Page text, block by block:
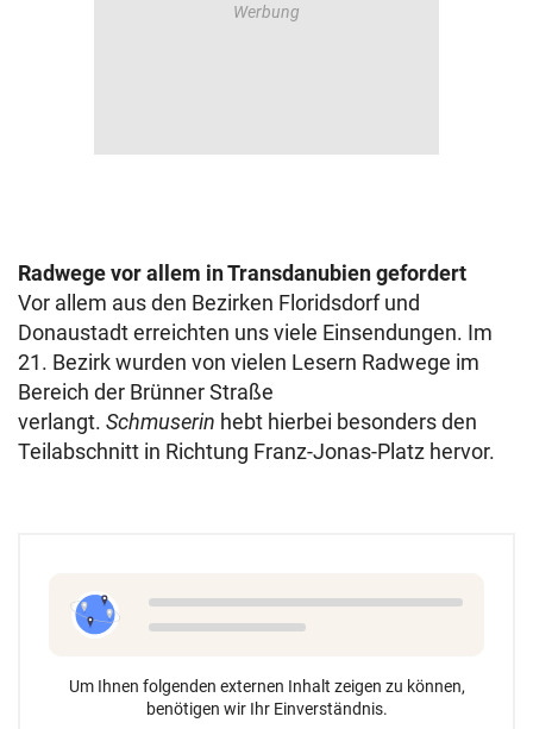
Radwege vor allem in Transdanubien gefordert
Vor allem aus den Bezirken Floridsdorf und
Donaustadt erreichten uns viele Einsendungen. Im
21. Bezirk wurden von vielen Lesern Radwege im
Bereich der Brünner Straße
verlangt. Schmuserin hebt hierbei besonders den
Teilabschnitt in Richtung Franz-Jonas-Platz hervor.
Um Ihnen folgenden externen Inhalt zeigen zu können,
benötigen wir Ihr Einverständnis.